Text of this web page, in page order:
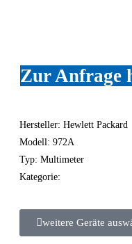
Zur Anfrage
Hersteller: Hewlett Packard
Modell: 972A
Typ: Multimeter
Kategorie:
weitere Geräte